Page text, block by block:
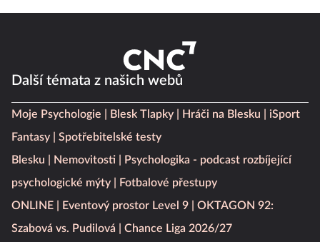
Další témata z našich webů
Moje Psychologie Blesk Tlapky Hráči na Blesku
iSport
Fantasy
Spotřebitelské testy
Blesku
Nemovitosti
Psychologika - podcast rozbíjející
psychologické mýty
Fotbalové přestupy
ONLINE
Eventový prostor Level 9
OKTAGON 92:
Szabová vs. Pudilová
Chance Liga 2026/27